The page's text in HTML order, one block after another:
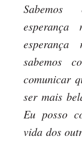
esperança
sabemos
comunicar
ser mais
Eu posso
vida dos